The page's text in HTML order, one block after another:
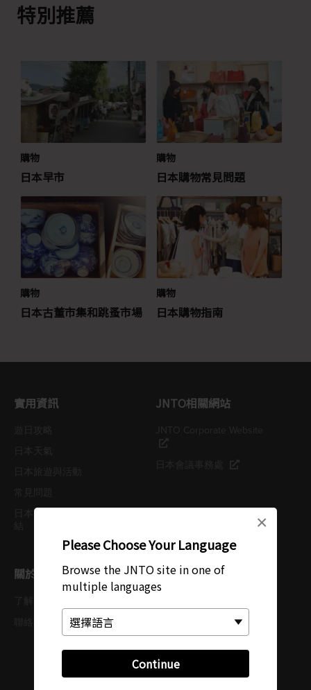
Please Choose Your Language
Browse the JNTO site in one of
multiple languages
Continue
×
特別推薦
購物
日本早市
購物
日本購物常見問題
購物
日本古董市集和跳蚤市場
購物
日本購物指南
實用資訊
日本照片與影片資料庫連
JNTO相關網站
關於 JNTO
網頁導覽